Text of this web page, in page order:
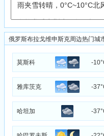
俄罗斯布拉戈维申斯克周边热门城
莫斯科 -
雅库茨克 -
哈坦加 -